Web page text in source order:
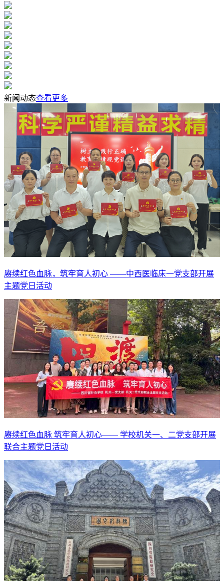
新闻动态查看更多
赓续红色血脉，筑牢育人初心 ——中西医临床一党支部开展
主题党日活动
赓续红色血脉 筑牢育人初心—— 学校机关一、二党支部开展
联合主题党日活动